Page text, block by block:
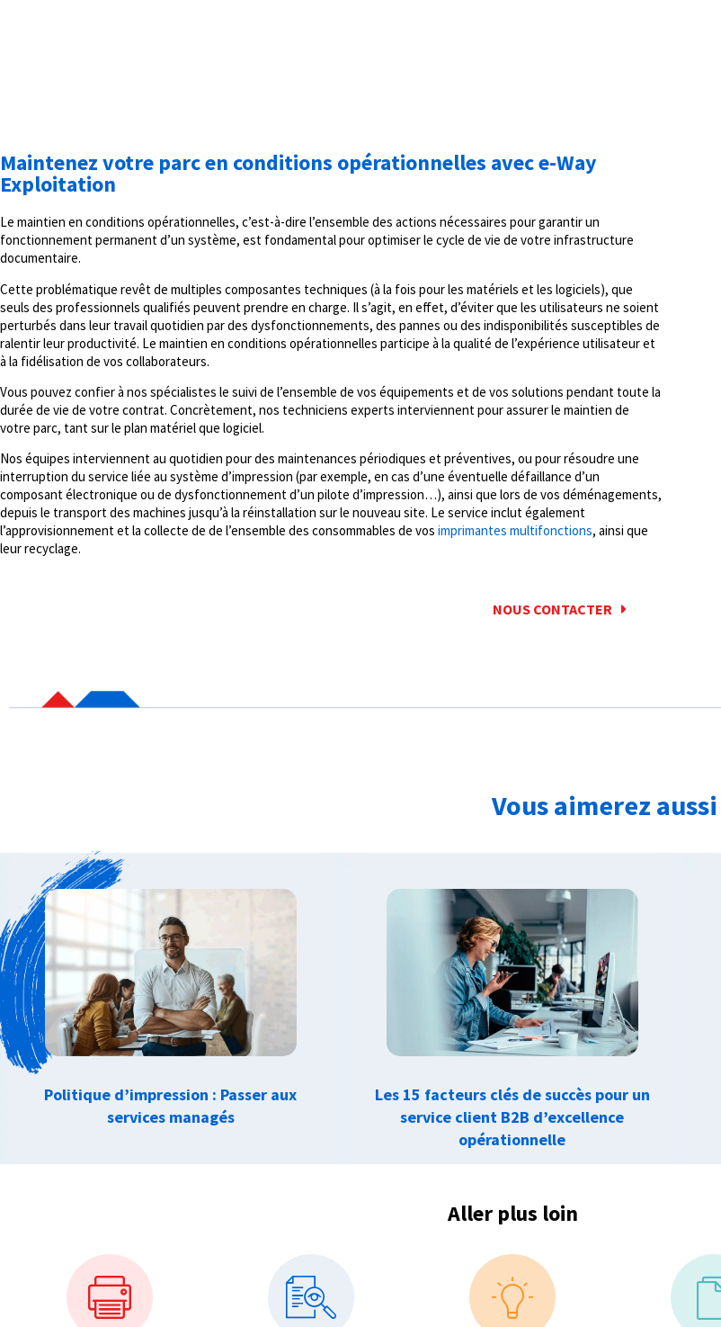
Maintenez votre parc en conditions opérationnelles avec e-Way
Exploitation
Le maintien en conditions opérationnelles, c’est-à-dire l’ensemble des actions nécessaires pour garantir un
fonctionnement permanent d’un système, est fondamental pour optimiser le cycle de vie de votre infrastructure
documentaire.
Cette problématique revêt de multiples composantes techniques (à la fois pour les matériels et les logiciels), que
seuls des professionnels qualifiés peuvent prendre en charge. Il s’agit, en effet, d’éviter que les utilisateurs ne soient
perturbés dans leur travail quotidien par des dysfonctionnements, des pannes ou des indisponibilités susceptibles de
ralentir leur productivité. Le maintien en conditions opérationnelles participe à la qualité de l’expérience utilisateur et
à la fidélisation de vos collaborateurs.
Vous pouvez confier à nos spécialistes le suivi de l’ensemble de vos équipements et de vos solutions pendant toute la
durée de vie de votre contrat. Concrètement, nos techniciens experts interviennent pour assurer le maintien de
votre parc, tant sur le plan matériel que logiciel.
Nos équipes interviennent au quotidien pour des maintenances périodiques et préventives, ou pour résoudre une
interruption du service liée au système d’impression (par exemple, en cas d’une éventuelle défaillance d’un
composant électronique ou de dysfonctionnement d’un pilote d’impression…), ainsi que lors de vos déménagements,
depuis le transport des machines jusqu’à la réinstallation sur le nouveau site. Le service inclut également
l’approvisionnement et la collecte de de l’ensemble des consommables de vos imprimantes multifonctions, ainsi que
leur recyclage.
NOUS CONTACTER
Vous aimerez aussi
Politique d’impression : Passer aux
services managés
Les 15 facteurs clés de succès pour un
service client B2B d’excellence
opérationnelle
Aller plus loin